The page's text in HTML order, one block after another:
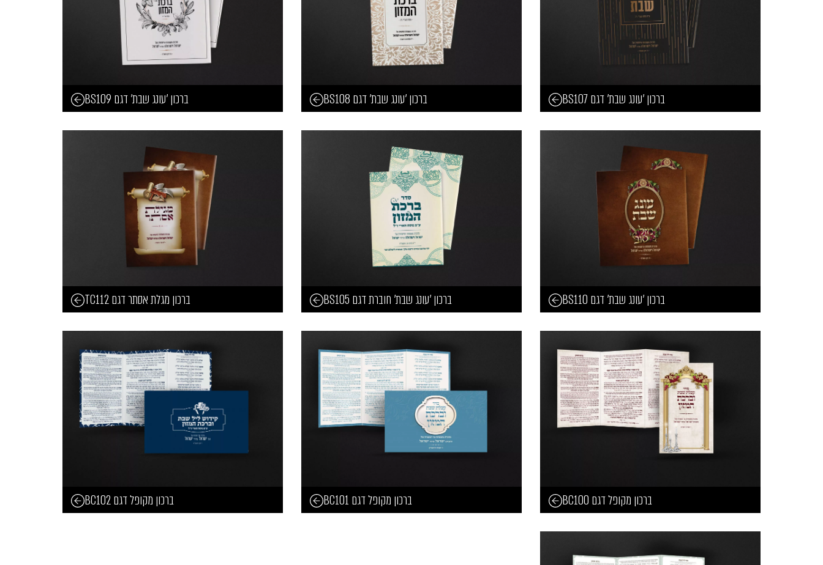
ברכון 'עונג שבת' דגם BS107 ברכון 'עונג שבת' דגם BS108 ברכון 'עונג שבת' דגם BS109
ברכון 'עונג שבת' דגם BS110 ברכון 'עונג שבת' חוברת דגם BS105 ברכון מגלת אסתר דגם TC112
ברכון מקופל דגם BC100 ברכון מקופל דגם BC101 ברכון מקופל דגם BC102